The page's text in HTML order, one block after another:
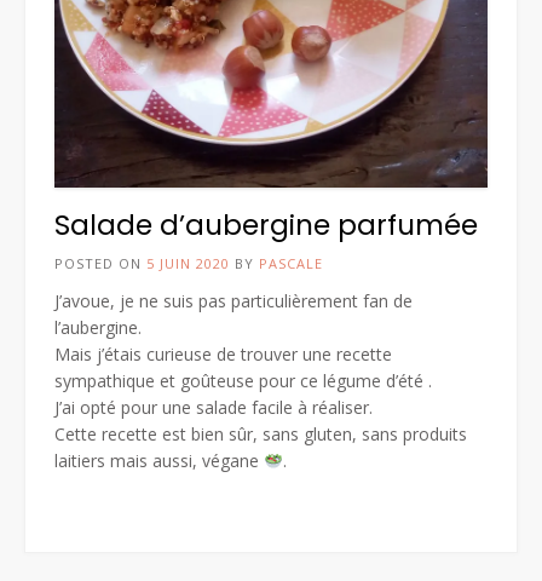
Salade d’aubergine parfumée
POSTED ON 5 JUIN 2020 BY PASCALE
J’avoue, je ne suis pas particulièrement fan de
l’aubergine.
Mais j’étais curieuse de trouver une recette
sympathique et goûteuse pour ce légume d’été .
J’ai opté pour une salade facile à réaliser.
Cette recette est bien sûr, sans gluten, sans produits
laitiers mais aussi, végane
.